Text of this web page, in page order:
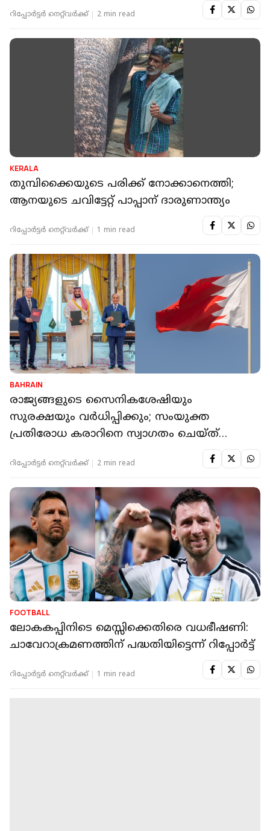
റിപ്പോർട്ടർ നെറ്റ്‌വര്‍ക്ക്‌ 2 min read
KERALA
തുമ്പിക്കൈയുടെ പരിക്ക് നോക്കാനെത്തി;
ആനയുടെ ചവിട്ടേറ്റ് പാപ്പാന് ദാരുണാന്ത്യം
റിപ്പോർട്ടർ നെറ്റ്‌വര്‍ക്ക്‌ 1 min read
BAHRAIN
രാജ്യങ്ങളുടെ സൈനികശേഷിയും
സുരക്ഷയും വർധിപ്പിക്കും; സംയുക്ത
പ്രതിരോധ കരാറിനെ സ്വാ​ഗതം ചെയ്ത്
റിപ്പോർട്ടർ നെറ്റ്‌വര്‍ക്ക്‌ 2 min read
FOOTBALL
ലോകകപ്പിനിടെ മെസ്സിക്കെതിരെ വധഭീഷണി:
ചാവേറാക്രമണത്തിന് പദ്ധതിയിട്ടെന്ന് റിപ്പോര്‍ട്ട്
റിപ്പോർട്ടർ നെറ്റ്‌വര്‍ക്ക്‌ 1 min read